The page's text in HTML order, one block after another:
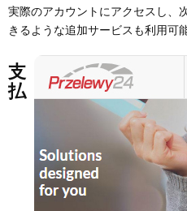
実際のアカウントにアクセスし、
きるような追加サービスも利用可
支
払